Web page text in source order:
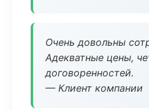
Очень довольны
Адекватные цены,
договоренностей.
— Клиент компании